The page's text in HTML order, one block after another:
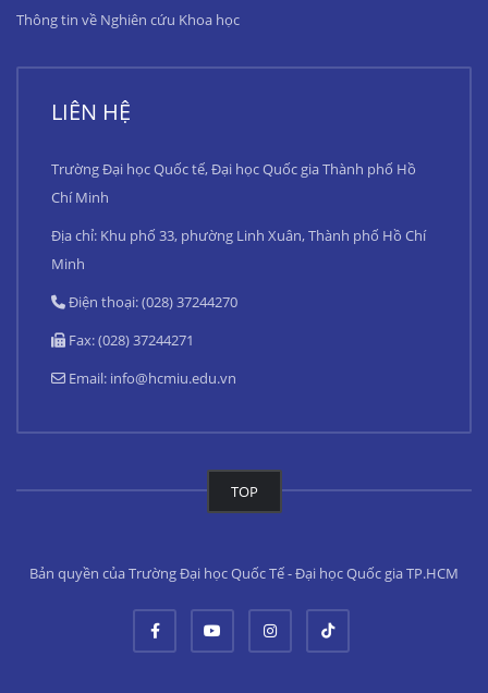
Thông tin về Nghiên cứu Khoa học
LIÊN HỆ
Trường Đại học Quốc tế, Đại học Quốc gia Thành phố Hồ
Chí Minh
Địa chỉ: Khu phố 33, phường Linh Xuân, Thành phố Hồ Chí
Minh
Điện thoại: (028) 37244270
Fax: (028) 37244271
Email: info@hcmiu.edu.vn
TOP
Bản quyền của Trường Đại học Quốc Tế - Đại học Quốc gia TP.HCM